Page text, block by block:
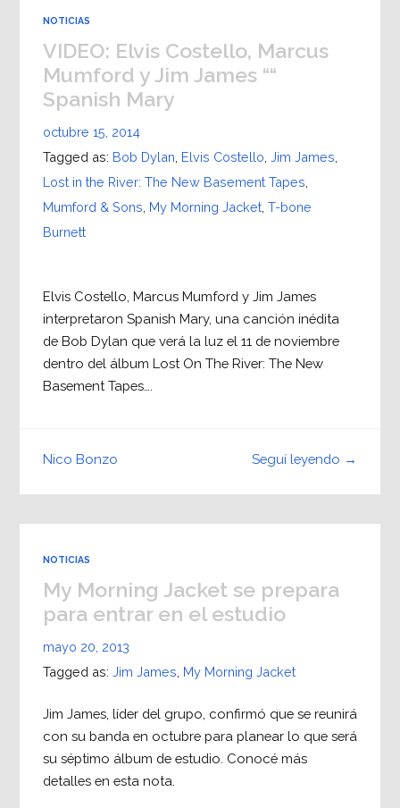
NOTICIAS
VIDEO: Elvis Costello, Marcus
Mumford y Jim James ““
Spanish Mary
octubre 15, 2014
Tagged as: Bob Dylan Elvis Costello Jim James
Lost in the River: The New Basement Tapes
Mumford & Sons My Morning Jacket, T-bone
Burnett
Elvis Costello, Marcus Mumford y Jim James
interpretaron Spanish Mary, una canción inédita
de Bob Dylan que verá la luz el 11 de noviembre
dentro del álbum Lost On The River: The New
Basement Tapes….
Seguí leyendo →
Nico Bonzo
NOTICIAS
My Morning Jacket se prepara
para entrar en el estudio
mayo 20, 2013
Tagged as: Jim James My Morning Jacket
Jim James, líder del grupo, confirmó que se reunirá
con su banda en octubre para planear lo que será
su séptimo álbum de estudio. Conocé más
detalles en esta nota.